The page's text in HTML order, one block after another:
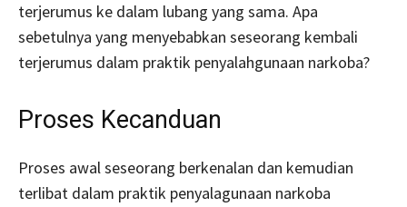
terjerumus ke dalam lubang yang sama. Apa
sebetulnya yang menyebabkan seseorang kembali
terjerumus dalam praktik penyalahgunaan narkoba?
Proses Kecanduan
Proses awal seseorang berkenalan dan kemudian
terlibat dalam praktik penyalagunaan narkoba